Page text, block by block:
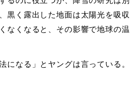
黒く露出した地面は太陽光を吸収
なくなると、その影響で地球の温
になる」とヤングは言っている。